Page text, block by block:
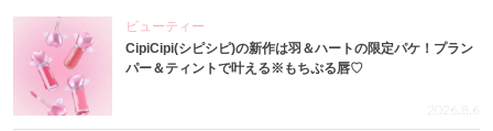
ビューティー
CipiCipi(シピシピ)の新作は羽＆ハートの限定パケ！プラン
パー＆ティントで叶える※もちぷる唇♡
2026.8.6